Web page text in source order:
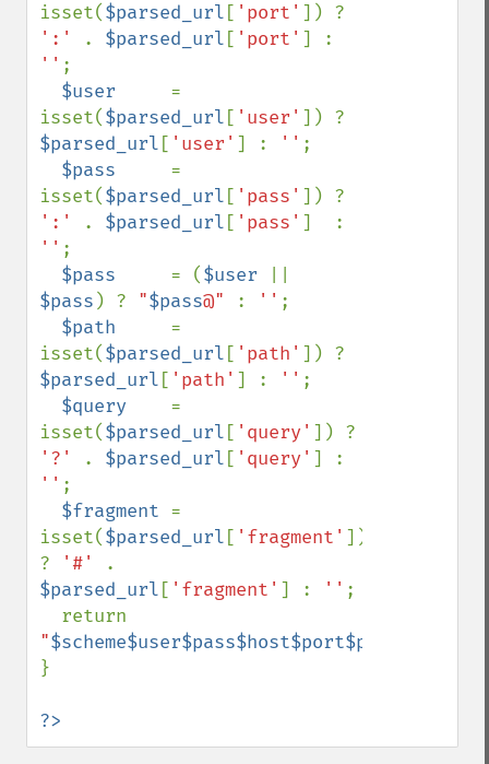
isset($parsed_url [ 'port'
':'
. $parsed_url [ 'port'
'' ;
$user =
isset($parsed_url [ 'user'
$parsed_url [ 'user' ] : '' ;
$pass =
isset($parsed_url [ 'pass'
':'
. $parsed_url [ 'pass'
'' ;
$pass = ($user
$pass ) ? "$pass@" : '' ;
$path =
isset($parsed_url [ 'path'
$parsed_url [ 'path' ] : '' ;
$query =
isset($parsed_url [ 'query'
'?'
. $parsed_url [ 'query'
'' ;
$fragment =
isset($parsed_url [ 'fragment' ])
?
'#'
$parsed_url [ 'fragment' ] : '' ;
"
}
?>